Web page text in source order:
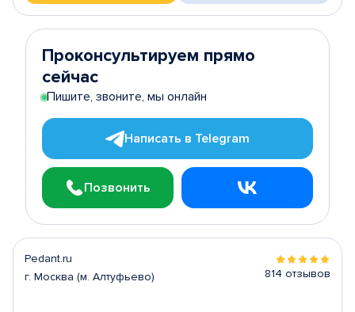
Проконсультируем прямо
сейчас
Пишите, звоните, мы онлайн
Написать в Telegram
Позвонить
Pedant.ru
г. Москва (м. Алтуфьево)
814 отзывов